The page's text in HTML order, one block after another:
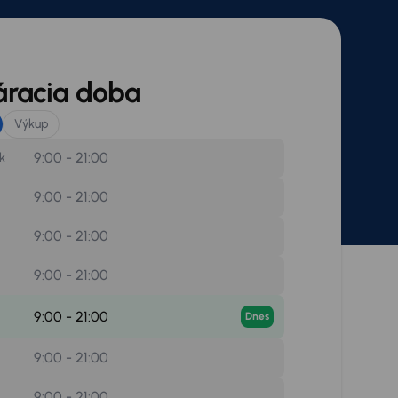
doba
Výkup
9:00 - 21:00
9:00 - 21:00
9:00 - 21:00
9:00 - 21:00
9:00 - 21:00 Dnes
9:00 - 21:00